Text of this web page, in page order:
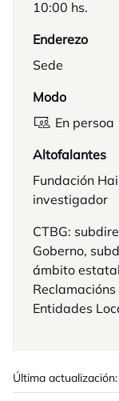
10:00 hs.
Enderezo
Sede
Modo
En persoa
Altofalantes
Fundación
investigador
CTBG:
Goberno,
ámbito
Entidades
Última